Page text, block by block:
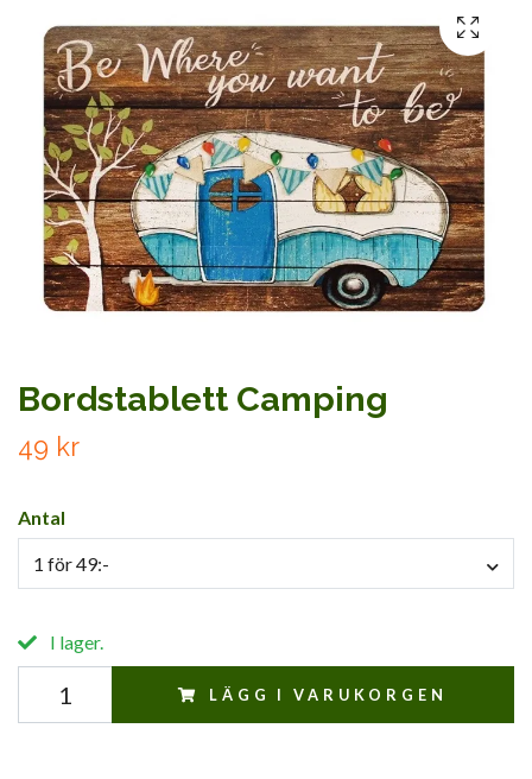
Bordstablett Camping
49 kr
Antal
1 för 49:-
I lager.
LÄGG I VARUKORGEN